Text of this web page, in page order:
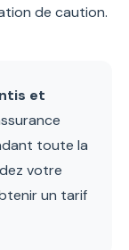
de caution.
et
toute la
votre
un tarif